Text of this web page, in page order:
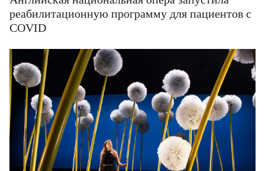
реабилитационную программу для пациентов с
COVID